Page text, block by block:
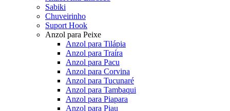
Sabiki
Chuveirinho
Suport Hook
Anzol para Peixe
Anzol para Tilápia
Anzol para Traíra
Anzol para Pacu
Anzol para Corvina
Anzol para Tucunaré
Anzol para Tambaqui
Anzol para Piapara
Anzol para Piau